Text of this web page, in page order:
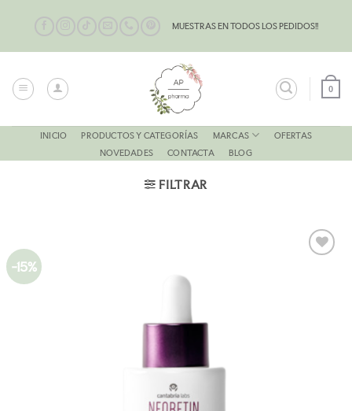
contenido
MUESTRAS EN TODOS LOS PEDIDOS!!
0
INICIO PRODUCTOS Y CATEGORÍAS MARCAS
OFERTAS
NOVEDADES
CONTACTA BLOG
FILTRAR
-15%